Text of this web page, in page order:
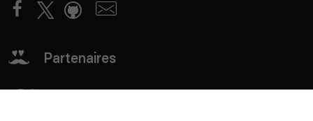
Partenaires
mTxServ